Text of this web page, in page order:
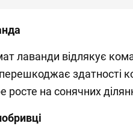
лаванди відлякує
здатності
росте на сонячних